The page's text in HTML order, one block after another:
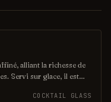
alliant la richesse de
Servi sur glace, il est
savoureux évoque
COCKTAIL GLASS